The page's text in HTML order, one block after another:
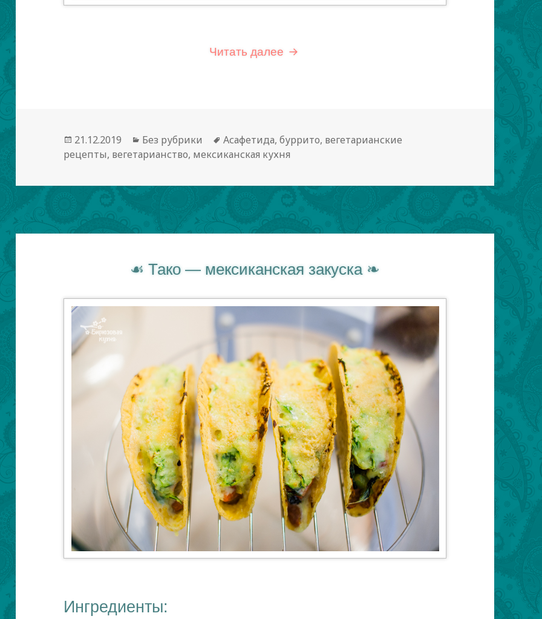
Читать далее Буррито — вегетарианская мексиканская
Опубликовано
21.12.2019 Рубрики
Без рубрики Метки
Асафетида,буррито, вегетарианские
рецепты, вегетарианство, мексиканская кухня
Тако — мексиканская закуска
Ингредиенты: